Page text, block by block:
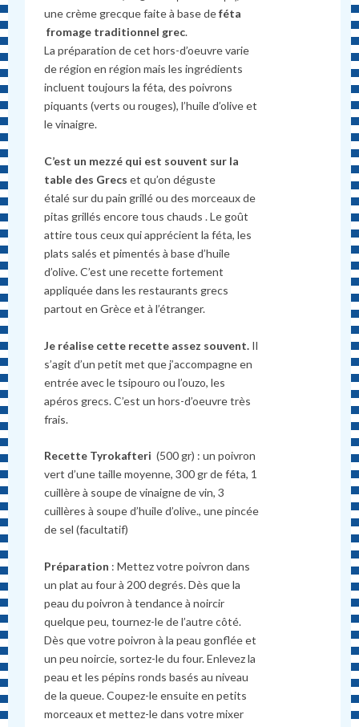
une crème grecque faite à base deféta
fromage traditionnel grec.
La préparation de cet hors-d’oeuvre varie
de région en région mais les ingrédients
incluent toujours la féta, des poivrons
piquants (verts ou rouges), l’huile d’olive et
le vinaigre.
C’est un mezzé qui est souvent sur la
table des Grecs et qu’on déguste
étalé sur du pain grillé ou des morceaux de
pitas grillés encore tous chauds . Le goût
attire tous ceux qui apprécient la féta, les
plats salés et pimentés à base d’huile
d’olive. C’est une recette fortement
appliquée dans les restaurants grecs
partout en Grèce et à l’étranger.
Je réalise cette recette assez souvent. Il
s’agit d’un petit met que j’accompagne en
entrée avec le tsipouro ou l’ouzo, les
apéros grecs. C’est un hors-d’oeuvre très
frais.
Recette Tyrokafteri (500 gr) : un poivron
vert d’une taille moyenne, 300 gr de féta, 1
cuillère à soupe de vinaigne de vin, 3
cuillères à soupe d’huile d’olive., une pincée
de sel (facultatif)
Préparation : Mettez votre poivron dans
un plat au four à 200 degrés. Dès que la
peau du poivron à tendance à noircir
quelque peu, tournez-le de l’autre côté.
Dès que votre poivron à la peau gonflée et
un peu noircie, sortez-le du four. Enlevez la
peau et les pépins ronds basés au niveau
de la queue. Coupez-le ensuite en petits
morceaux et mettez-le dans votre mixer